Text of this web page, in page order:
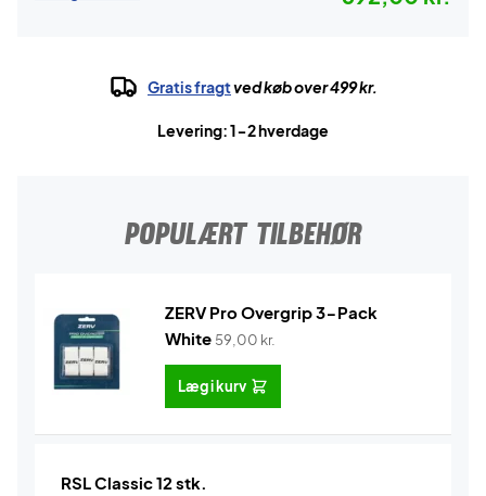
Gratis fragtved køb over 499 kr.
Levering: 1-2 hverdage
POPULÆRT TILBEHØR
ZERV Pro Overgrip 3-Pack
White 59,00 kr.
Læg i kurv
RSL Classic 12 stk.